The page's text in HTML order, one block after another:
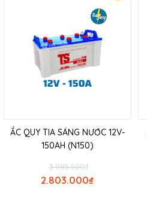
ẮC QUY TIA SÁNG NƯỚC 12V-
150AH (N150)
₫
3.085.500
₫
2.803.000